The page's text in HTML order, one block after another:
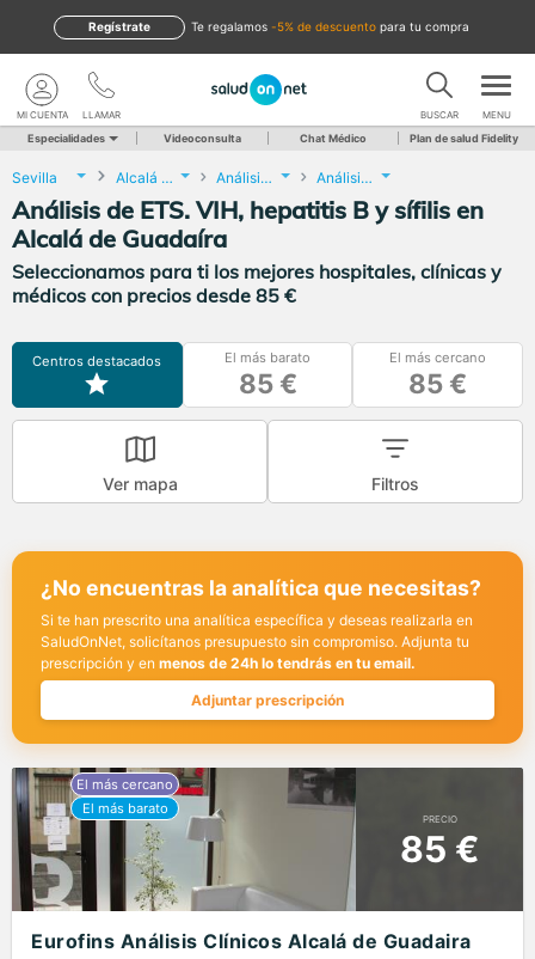
te regalamos -5% de descuento para tu compra
Regístrate
LLAMAR
MI CUENTA BUSCAR MENU
Especialidades Videoconsulta Chat Médico Plan de salud Fidelity
Sevilla Alcalá de Guadaíra Análisis Clínicos Análisis de ETS. VIH, hepatitis B y sífilis
Análisis de ETS. VIH, hepatitis B y sífilis en
Alcalá de Guadaíra
Seleccionamos para ti los mejores hospitales, clínicas y
médicos con precios desde 85 €
Centros destacados El más barato
85 €
El más cercano
85 €
Ver mapa Filtros
¿No encuentras la analítica que necesitas?
Si te han prescrito una analítica específica y deseas realizarla en
SaludOnNet, solicítanos presupuesto sin compromiso. Adjunta tu
prescripción y en menos de 24h lo tendrás en tu email.
Adjuntar prescripción
PRECIO
85 €
Eurofins Análisis Clínicos Alcalá de Guadaira